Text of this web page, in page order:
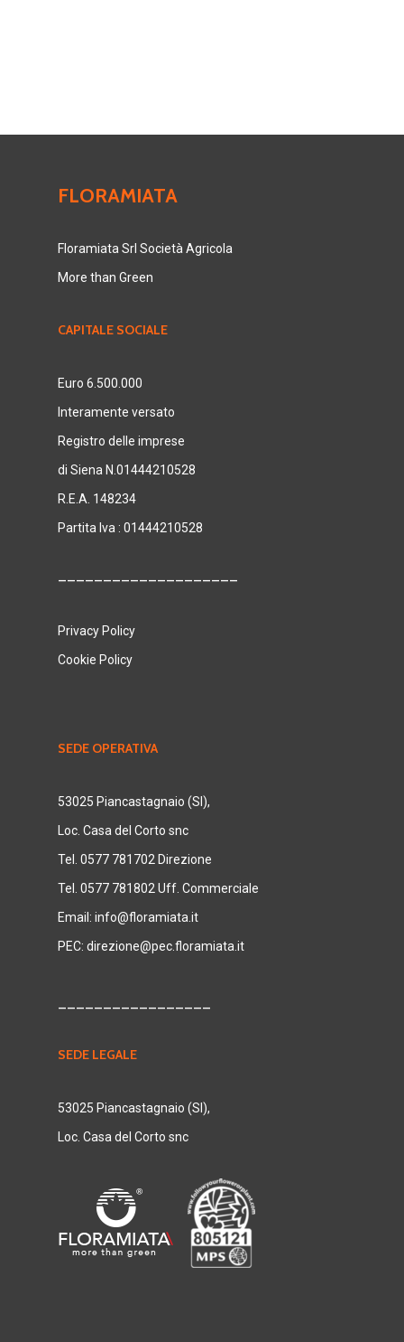
FLORAMIATA
Floramiata Srl Società Agricola
More than Green
CAPITALE SOCIALE
Euro 6.500.000
Interamente versato
Registro delle imprese
di Siena N.01444210528
R.E.A. 148234
Partita Iva : 01444210528
Privacy Policy
Cookie Policy
SEDE OPERATIVA
53025 Piancastagnaio (SI),
Loc. Casa del Corto snc
Tel. 0577 781702 Direzione
Tel. 0577 781802 Uff. Commerciale
Email: info@floramiata.it
PEC: direzione@pec.floramiata.it
SEDE LEGALE
53025 Piancastagnaio (SI),
Loc. Casa del Corto snc